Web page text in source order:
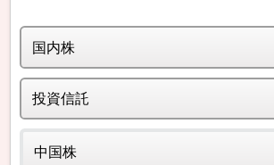
国内株
投資信託
中国株
XXX-XXXX（取引店 日本橋店）
岡三 太郎
様
トップ